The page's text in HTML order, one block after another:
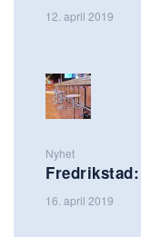
12. april 2019
Nyhet
16. april 2019